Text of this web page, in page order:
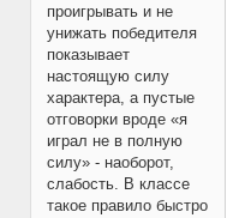
проигрывать и не
унижать победителя
показывает
настоящую силу
характера, а пустые
отговорки вроде «я
играл не в полную
силу» - наоборот,
слабость. В классе
такое правило быстро